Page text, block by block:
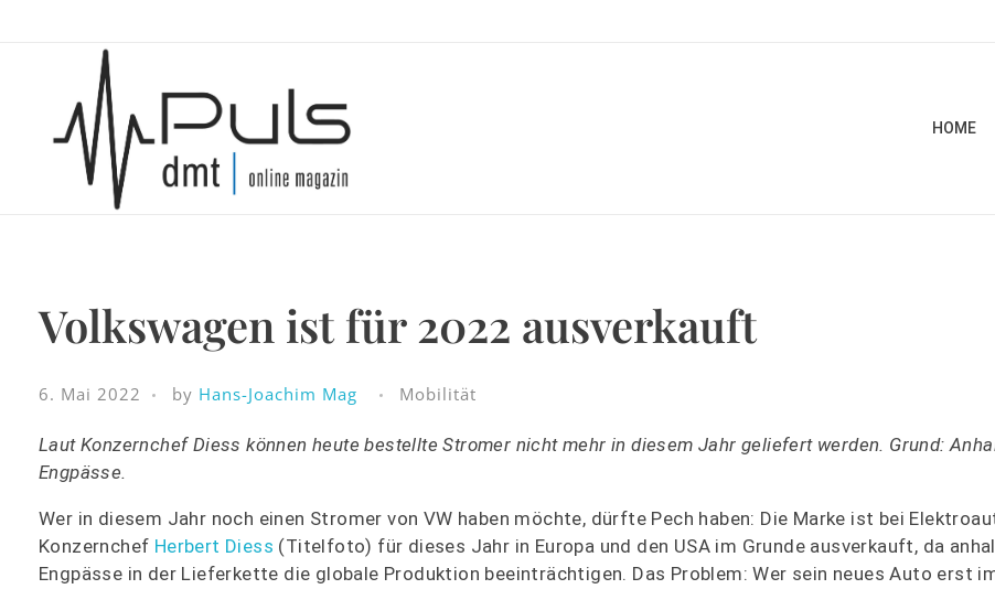
Puls Magazin
HOME
Volkswagen ist für 2022 ausverkauft
6. Mai 2022 by Hans-Joachim Mag Mobilität
Laut Konzernchef Diess können heute bestellte Stromer nicht mehr in diesem Jahr geliefert werden. Grund:
Engpässe.
Wer in diesem Jahr noch einen Stromer von VW haben möchte, dürfte Pech haben: Die Marke ist bei
Konzernchef Herbert Diess (Titelfoto) für dieses Jahr in Europa und den USA im Grunde ausverkauft, da
Engpässe in der Lieferkette die globale Produktion beeinträchtigen. Das Problem: Wer sein neues Auto erst